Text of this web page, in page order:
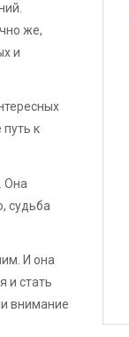
же,
и
к
Она
судьба
И она
и стать
внимание